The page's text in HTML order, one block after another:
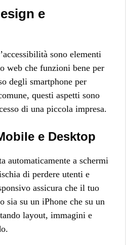
e
sono elementi
web che funzioni bene per
degli smartphone per
questi aspetti sono
di una piccola impresa.
e Desktop
automaticamente a schermi
di perdere utenti e
assicura che il tuo
sia su un iPhone che su un
layout, immagini e